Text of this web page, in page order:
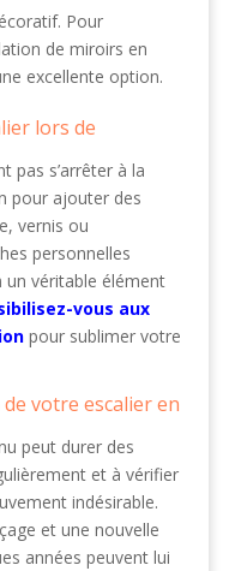
Pour
de miroirs en
excellente option.
lors de
pas s’arrêter à la
pour ajouter des
vernis ou
personnelles
véritable élément
vous aux
pour sublimer votre
votre escalier en
peut durer des
et à vérifier
indésirable.
et une nouvelle
années peuvent lui